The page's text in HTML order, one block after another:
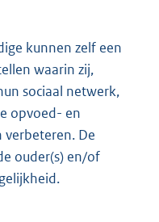
kunnen zelf een
waarin zij,
sociaal netwerk,
opvoed- en
De
ouder(s) en/of